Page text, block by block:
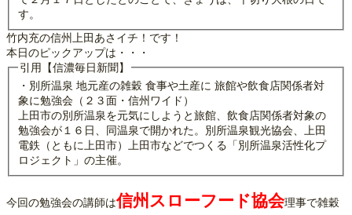
す。
竹内充の信州上田あさイチ！です！
本日のピックアップは・・・
引用【信濃毎日新聞】
・別所温泉 地元産の雑穀 食事や土産に 旅館や飲食店関係者対
象に勉強会（２３面・信州ワイド）
上田市の別所温泉を元気にしようと旅館、飲食店関係者対象の
勉強会が１６日、同温泉で開かれた。別所温泉観光協会、上田
電鉄（ともに上田市）上田市などでつくる「別所温泉活性化プ
ロジェクト」の主催。
今回の勉強会の講師は信州スローフード協会理事で雑穀